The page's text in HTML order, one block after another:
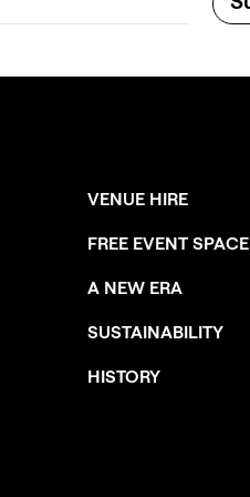
VENUE HIRE
FREE EVENT SPACE
A NEW ERA
SUSTAINABILITY
HISTORY